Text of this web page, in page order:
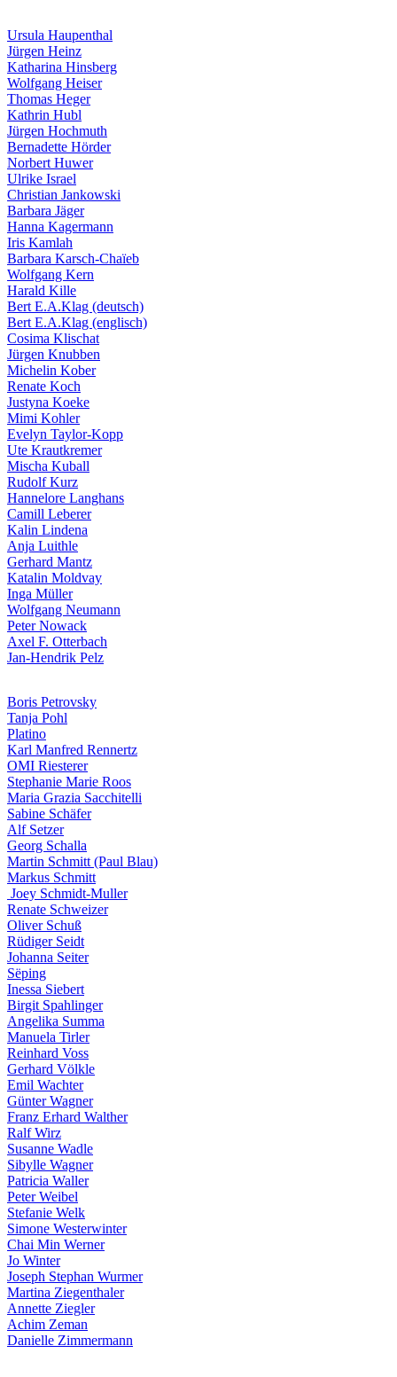
Buchbesprechungen von Harald Schwiers
Kunstausflüge mit Sigrid Balke
Marc Peschke – Out of The Länd
Buchtipps von Uli Rothfuss
Hausbesuche
Bildergeschichten von Jürgen Linde und Dietmar
Zankel
Kunsttheorie: Kunstführer und Flugschwein
Ursula Haupenthal
Jürgen Heinz
Katharina Hinsberg
Wolfgang Heiser
Thomas Heger
Kathrin Hubl
Jürgen Hochmuth
Bernadette Hörder
Norbert Huwer
Ulrike Israel
Christian Jankowski
Barbara Jäger
Hanna Kagermann
Iris Kamlah
Barbara Karsch-Chaïeb
Wolfgang Kern
Harald Kille
Bert E.A.Klag (deutsch)
Bert E.A.Klag (englisch)
Cosima Klischat
Jürgen Knubben
Michelin Kober
Renate Koch
Justyna Koeke
Mimi Kohler
Evelyn Taylor-Kopp
Ute Krautkremer
Mischa Kuball
Rudolf Kurz
Hannelore Langhans
Camill Leberer
Kalin Lindena
Anja Luithle
Gerhard Mantz
Katalin Moldvay
Inga Müller
Wolfgang Neumann
Peter Nowack
Axel F. Otterbach
Jan-Hendrik Pelz
Boris Petrovsky
Tanja Pohl
Platino
Karl Manfred Rennertz
OMI Riesterer
Stephanie Marie Roos
Maria Grazia Sacchitelli
Sabine Schäfer
Alf Setzer
Georg Schalla
Martin Schmitt (Paul Blau)
Markus Schmitt
Joey Schmidt-Muller
Renate Schweizer
Oliver Schuß
Rüdiger Seidt
Johanna Seiter
Sëping
Inessa Siebert
Birgit Spahlinger
Angelika Summa
Manuela Tirler
Reinhard Voss
Gerhard Völkle
Emil Wachter
Günter Wagner
Franz Erhard Walther
Ralf Wirz
Susanne Wadle
Sibylle Wagner
Patricia Waller
Peter Weibel
Stefanie Welk
Simone Westerwinter
Chai Min Werner
Jo Winter
Joseph Stephan Wurmer
Martina Ziegenthaler
Annette Ziegler
Achim Zeman
Danielle Zimmermann